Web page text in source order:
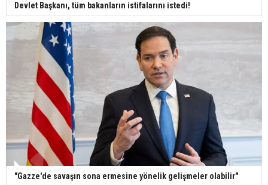
Devlet Başkanı, tüm bakanların istifalarını istedi!
"Gazze'de savaşın sona ermesine yönelik gelişmeler olabilir"